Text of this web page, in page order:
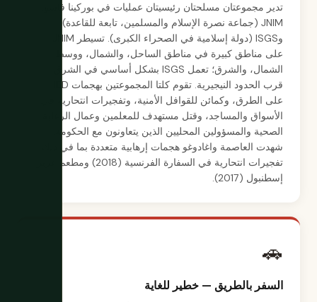
تدير مجموعتان مسلحتان رئيسيتان عمليات في بوركينا فاسو:
JNIM (جماعة نصرة الإسلام والمسلمين، تابعة للقاعدة)
وISGS (دولة إسلامية في الصحراء الكبرى). تسيطر JNIM
على مناطق كبيرة في مناطق الساحل، والشمال، ووسط
الشمال، والشرق؛ تعمل ISGS بشكل أساسي في الشرق
قرب الحدود النيجيرية. تقوم كلتا المجموعتين بهجمات IED
على الطرق، وكمائن للقوافل الأمنية، وتفجيرات انتحارية في
الأسواق والمساجد، وقتل مستهدف للمعلمين وعمال الرعاية
الصحية والمسؤولين المحليين الذين يتعاونون مع الحكومة.
شهدت العاصمة واغادوغو هجمات إرهابية متعددة بما في ذلك
تفجيرات انتحارية في السفارة الفرنسية (2018) ومطعم عزيز
إسطنبول (2017).
🚗
السفر بالطريق — خطير للغاية